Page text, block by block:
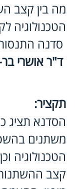
מה בין קצב
הטכנולוגיה
סדנה
ד"ר אושרי
תקציר:
הסדנא תציג
משתנים
הטכנולוגיה
קצב